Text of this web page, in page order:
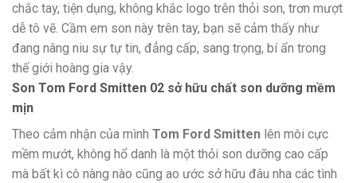
chắc tay, tiện dụng, không khắc logo trên thỏi son, trơn mượt
dễ tô vẽ. Cầm em son này trên tay, bạn sẽ cảm thấy như
đang nâng niu sự tự tin, đẳng cấp, sang trọng, bí ẩn trong
thế giới hoàng gia vậy.
Son Tom Ford Smitten 02 sở hữu chất son dưỡng mềm
mịn
Theo cảm nhận của mình Tom Ford Smitten lên môi cực
mềm mướt, không hổ danh là một thỏi son dưỡng cao cấp
mà bất kì cô nàng nào cũng ao ước sở hữu đâu nha các tình